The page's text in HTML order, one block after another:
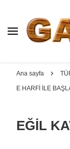
Padok,
Oyma
Ana sayfa
E HARFİ İLE
EĞİL